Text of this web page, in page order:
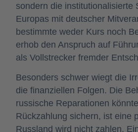
sondern die institutionalisierte
Europas mit deutscher
bestimmte weder Kurs noch
erhob den Anspruch auf
als Vollstrecker fremder
Besonders schwer wiegt die
die finanziellen Folgen. Die
russische Reparationen
Rückzahlung sichern, ist eine
Russland wird nicht zahlen.